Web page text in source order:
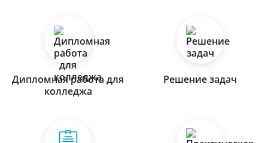
Дипломная работа для
колледжа
Решение задач